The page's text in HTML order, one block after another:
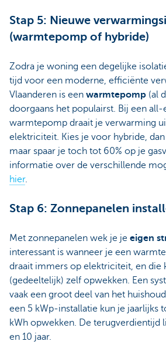
Stap 5: Nieuwe
(warmtepomp of hybride)
Zodra je woning een degelijke
tijd voor een moderne, efficiënte
Vlaanderen is een warmtepomp (al
doorgaans het populairst. Bij een
warmtepomp draait je verwarming
elektriciteit. Kies je voor hybride,
maar spaar je toch tot 60% op je
informatie over de verschillende
hier.
Stap 6: Zonnepanelen
Met zonnepanelen wek je je eigen
interessant is wanneer je een
draait immers op elektriciteit, en die
(gedeeltelijk) zelf opwekken. Een
vaak een groot deel van het
een 5 kWp-installatie kun je jaarlijks
kWh opwekken. De terugverdientijd
en 10 jaar.